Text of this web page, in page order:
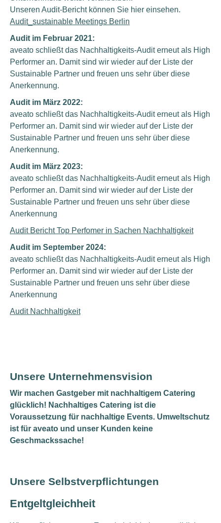
Unseren Audit-Bericht können Sie hier einsehen.
Audit_sustainable Meetings Berlin
Audit im Februar 2021:
aveato schließt das Nachhaltigkeits-Audit erneut als High
Performer an. Damit sind wir wieder auf der Liste der
Sustainable Partner und freuen uns sehr über diese
Anerkennung.
Audit im März 2022:
aveato schließt das Nachhaltigkeits-Audit erneut als High
Performer an. Damit sind wir wieder auf der Liste der
Sustainable Partner und freuen uns sehr über diese
Anerkennung.
Audit im März 2023:
aveato schließt das Nachhaltigkeits-Audit erneut als High
Performer an. Damit sind wir wieder auf der Liste der
Sustainable Partner und freuen uns sehr über diese
Anerkennung
Audit Bericht Top Perfomer in Sachen Nachhaltigkeit
Audit im September 2024:
aveato schließt das Nachhaltigkeits-Audit erneut als High
Performer an. Damit sind wir wieder auf der Liste der
Sustainable Partner und freuen uns sehr über diese
Anerkennung
Audit Nachhaltigkeit
Unsere Unternehmensvision
Wir machen Gastgeber mit nachhaltigem Catering
glücklich! Nachhaltiges Catering ist die
Voraussetzung für nachhaltige Events. Umweltschutz
ist für aveato und unser Kunden keine
Geschmackssache!
Unsere Selbstverpflichtungen
Entgeltgleichheit